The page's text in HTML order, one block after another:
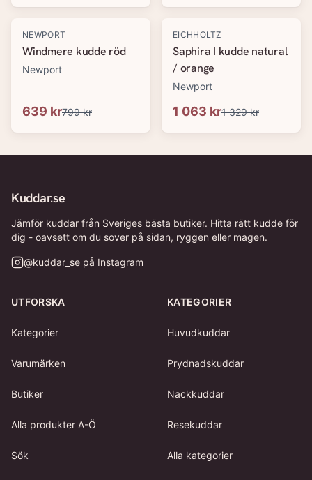
-20%
NEWPORT
Windmere kudde röd
Newport
639 kr799 kr
-20%
EICHHOLTZ
Saphira I kudde natural
/ orange
Newport
1 063 kr1 329 kr
Kuddar.se
Jämför kuddar från Sveriges bästa butiker. Hitta rätt kudde för
dig - oavsett om du sover på sidan, ryggen eller magen.
@kuddar_se på Instagram
UTFORSKA
Kategorier
Varumärken
Butiker
Alla produkter A-Ö
Sök
KATEGORIER
Huvudkuddar
Prydnadskuddar
Nackkuddar
Resekuddar
Alla kategorier